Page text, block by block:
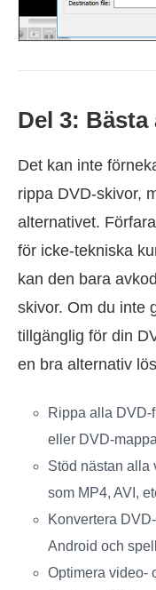
Del 3:
Det kan inte
rippa DVD-skivor,
alternativet.
för icke-tekniska
kan den bara
skivor. Om du inte
tillgänglig för din
en bra alternativ
Rippa alla DVD-
eller DVD-
Stöd nästan alla
som MP4, AVI,
Konvertera
Android och
Optimera video-